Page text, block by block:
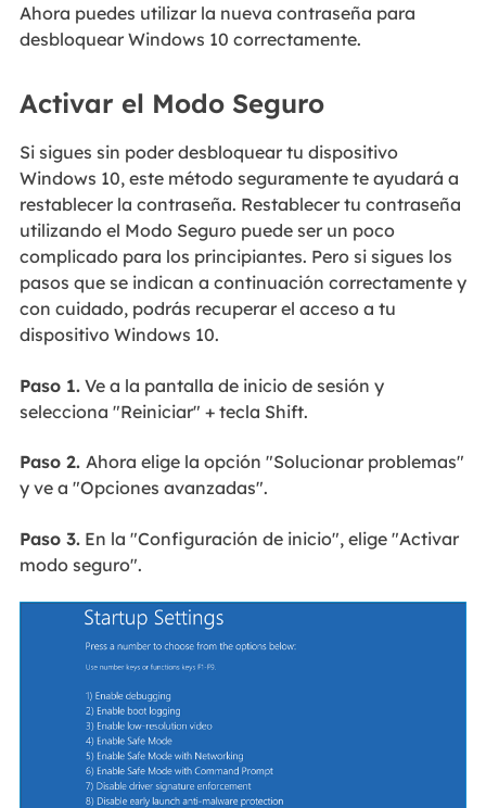
Ahora puedes utilizar la nueva contraseña para
desbloquear Windows 10 correctamente.
Activar el Modo Seguro
Si sigues sin poder desbloquear tu dispositivo
Windows 10, este método seguramente te ayudará a
restablecer la contraseña. Restablecer tu contraseña
utilizando el Modo Seguro puede ser un poco
complicado para los principiantes. Pero si sigues los
pasos que se indican a continuación correctamente y
con cuidado, podrás recuperar el acceso a tu
dispositivo Windows 10.
Paso 1.Ve a la pantalla de inicio de sesión y
selecciona "Reiniciar" + tecla Shift.
Paso 2. Ahora elige la opción "Solucionar problemas"
y ve a "Opciones avanzadas".
Paso 3.En la "Configuración de inicio", elige "Activar
modo seguro".